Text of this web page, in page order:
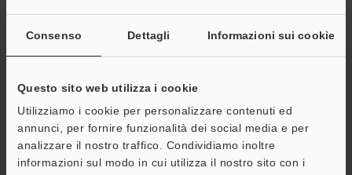
Consenso Dettagli Informazioni sui cookie
Questo sito web utilizza i cookie
Utilizziamo i cookie per personalizzare contenuti ed
annunci, per fornire funzionalità dei social media e per
analizzare il nostro traffico. Condividiamo inoltre
informazioni sul modo in cui utilizza il nostro sito con i
Altri modelli
Scarica catalogo